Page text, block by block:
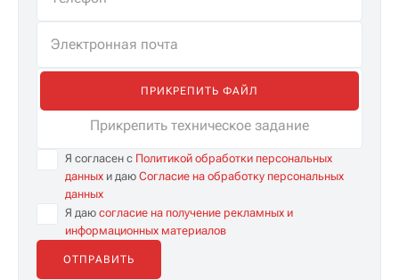
ПРИКРЕПИТЬ ФАЙЛ
Прикрепить техническое задание
Я согласен с Политикой обработки персональных
данных и даю Согласие на обработку персональных
данных
Я даю согласие на получение рекламных и
информационных материалов